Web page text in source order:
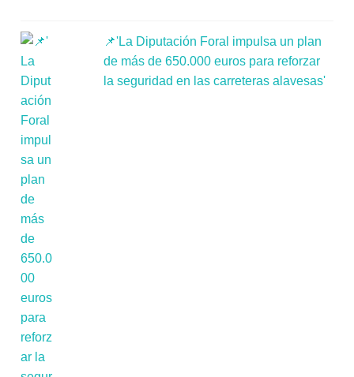
📌'La Diputación Foral impulsa un plan
de más de 650.000 euros para reforzar
la seguridad en las carreteras alavesas'